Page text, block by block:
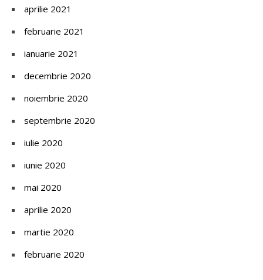
aprilie 2021
februarie 2021
ianuarie 2021
decembrie 2020
noiembrie 2020
septembrie 2020
iulie 2020
iunie 2020
mai 2020
aprilie 2020
martie 2020
februarie 2020